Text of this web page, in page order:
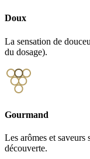
Doux
La sensation de
du dosage).
Gourmand
Les arômes et saveurs
découverte.